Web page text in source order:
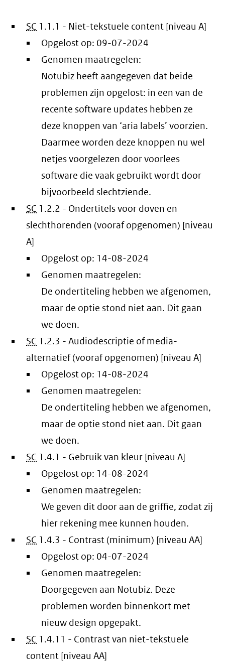
SC 1.1.1 - Niet-tekstuele content [niveau A]
Opgelost op: 09-07-2024
Genomen maatregelen:
Notubiz heeft aangegeven dat beide
problemen zijn opgelost: in een van de
recente software updates hebben ze
deze knoppen van ‘aria labels’ voorzien.
Daarmee worden deze knoppen nu wel
netjes voorgelezen door voorlees
software die vaak gebruikt wordt door
bijvoorbeeld slechtziende.
SC 1.2.2 - Ondertitels voor doven en
slechthorenden (vooraf opgenomen) [niveau
A]
Opgelost op: 14-08-2024
Genomen maatregelen:
De ondertiteling hebben we afgenomen,
maar de optie stond niet aan. Dit gaan
we doen.
SC 1.2.3 - Audiodescriptie of media-
alternatief (vooraf opgenomen) [niveau A]
Opgelost op: 14-08-2024
Genomen maatregelen:
De ondertiteling hebben we afgenomen,
maar de optie stond niet aan. Dit gaan
we doen.
SC 1.4.1 - Gebruik van kleur [niveau A]
Opgelost op: 14-08-2024
Genomen maatregelen:
We geven dit door aan de griffie, zodat zij
hier rekening mee kunnen houden.
SC 1.4.3 - Contrast (minimum) [niveau AA]
Opgelost op: 04-07-2024
Genomen maatregelen:
Doorgegeven aan Notubiz. Deze
problemen worden binnenkort met
nieuw design opgepakt.
SC 1.4.11 - Contrast van niet-tekstuele
content [niveau AA]